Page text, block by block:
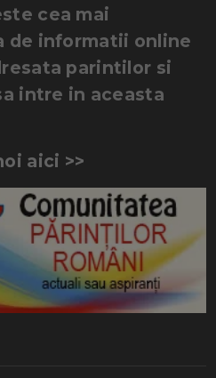
cea mai
de informatii online
parintilor si
intre in aceasta
aici >>